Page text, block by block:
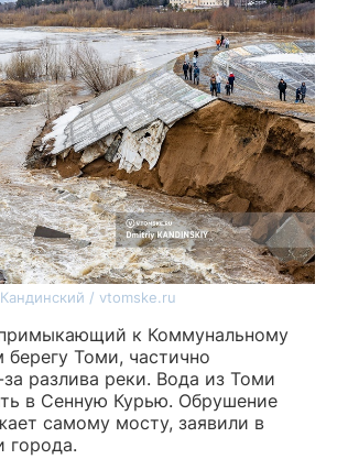
/ vtomske.ru
к Коммунальному
берегу Томи, частично
разлива реки. Вода из Томи
в Сенную Курью. Обрушение
самому мосту, заявили в
города.